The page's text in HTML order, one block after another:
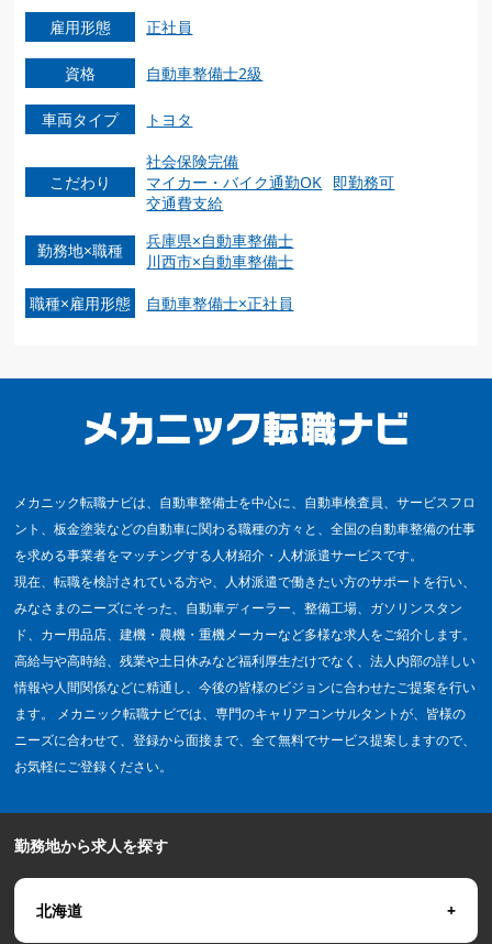
雇用形態 正社員
資格 自動車整備士2級
車両タイプ トヨタ
こだわり
社会保険完備
マイカー・バイク通勤OK 即勤務可
交通費支給
勤務地×職種
兵庫県×自動車整備士
川西市×自動車整備士
職種×雇用形態
自動車整備士×正社員
メカニック転職ナビは、自動車整備士を中心に、自動車検査員、サービスフロ
ント、板金塗装などの自動車に関わる職種の方々と、全国の自動車整備の仕事
を求める事業者をマッチングする人材紹介・人材派遣サービスです。
現在、転職を検討されている方や、人材派遣で働きたい方のサポートを行い、
みなさまのニーズにそった、自動車ディーラー、整備工場、ガソリンスタン
ド、カー用品店、建機・農機・重機メーカーなど多様な求人をご紹介します。
高給与や高時給、残業や土日休みなど福利厚生だけでなく、法人内部の詳しい
情報や人間関係などに精通し、今後の皆様のビジョンに合わせたご提案を行い
ます。 メカニック転職ナビでは、専門のキャリアコンサルタントが、皆様の
ニーズに合わせて、登録から面接まで、全て無料でサービス提案しますので、
お気軽にご登録ください。
勤務地から求人を探す
北海道